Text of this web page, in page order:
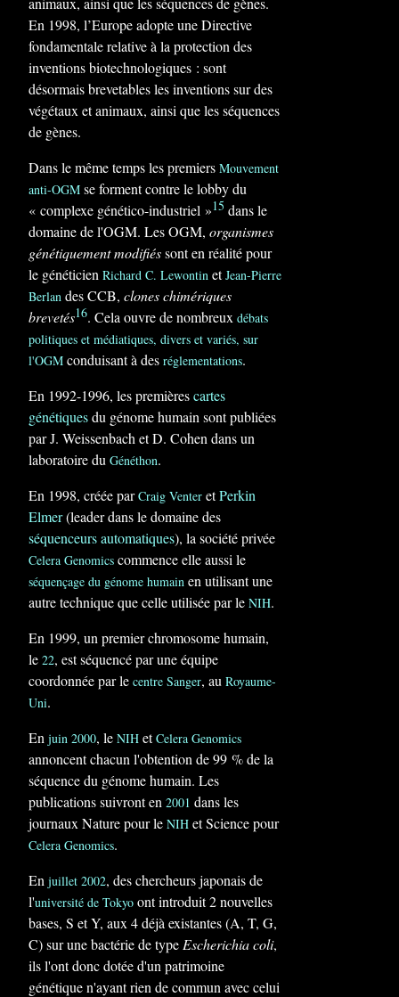
En 1998, l’Europe adopte une Directive
fondamentale relative à la protection des
inventions biotechnologiques : sont
désormais brevetables les inventions sur des
végétaux et animaux, ainsi que les séquences
de gènes.
Dans le même temps les premiers Mouvement
anti-OGM se forment contre le lobby du
« complexe génético-industriel »15 dans le
domaine de l'OGM. Les OGM, organismes
génétiquement modifiéssont en réalité pour
le généticien Richard C. Lewontin etJean-Pierre
Berlan des CCB, clones chimériques
brevetés16. Cela ouvre de nombreux débats
politiques et médiatiques, divers et variés, sur
l'OGM conduisant à des réglementations.
En 1992-1996, les premièrescartes
génétiquesdu génome humain sont publiées
par J. Weissenbach et D. Cohen dans un
laboratoire du Généthon.
En 1998, créée parCraig Venter etPerkin
Elmer(leader dans le domaine des
séquenceurs automatiques), la société privée
Celera Genomics commence elle aussi le
séquençage du génome humain en utilisant une
autre technique que celle utilisée par le NIH.
En 1999, un premier chromosome humain,
le 22, est séquencé par une équipe
coordonnée par le centre Sanger, au Royaume-
Uni.
En juin 2000, le NIH etCelera Genomics
annoncent chacun l'obtention de 99 % de la
séquence du génome humain. Les
publications suivront en 2001 dans les
journaux Nature pour le NIH et Science pour
Celera Genomics.
En juillet 2002, des chercheurs japonais de
l'université de Tokyo ont introduit 2 nouvelles
bases, S et Y, aux 4 déjà existantes (A, T, G,
C) sur une bactérie de type Escherichia coli,
ils l'ont donc dotée d'un patrimoine
génétique n'ayant rien de commun avec celui